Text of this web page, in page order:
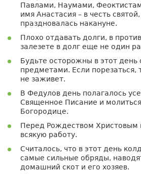
Павлами, Наумами,
имя Анастасия – в честь
праздновалась накануне.
Плохо отдавать долги, в
залезете в долг еще не один
Будьте осторожны в этот день
предметами. Если порезаться,
не заживет.
В Федулов день полагалось
Священное Писание и
Богородице.
Перед Рождеством Христовым
всякую работу.
Считалось, что в этот день
самые сильные обряды,
домашний скот и его хозяев.